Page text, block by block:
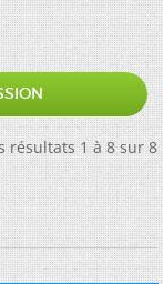
résultats 1 à 8 sur 8